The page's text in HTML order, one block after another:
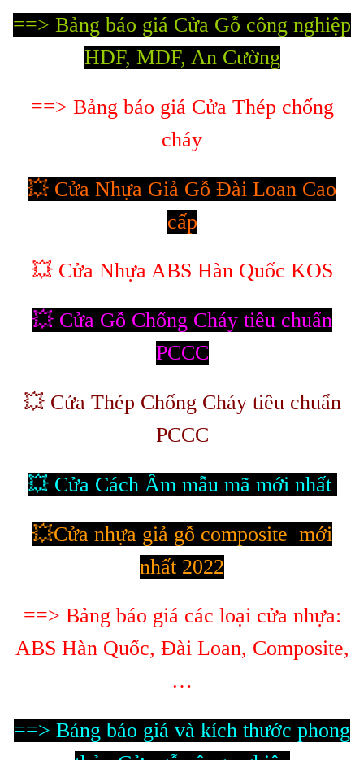
==> Bảng báo giá Cửa Gỗ công nghiệp
HDF, MDF, An Cường
==> Bảng báo giá Cửa Thép chống
cháy
💥 Cửa Nhựa Giả Gỗ Đài Loan Cao
cấp
💥 Cửa Nhựa ABS Hàn Quốc KOS
💥 Cửa Gỗ Chống Cháy tiêu chuẩn
PCCC
💥 Cửa Thép Chống Cháy tiêu chuẩn
PCCC
💥 Cửa Cách Âm mẫu mã mới nhất
💥Cửa nhựa giả gỗ composite mới
nhất 2022
==> Bảng báo giá các loại cửa nhựa:
ABS Hàn Quốc, Đài Loan, Composite,
…
==> Bảng báo giá và kích thước phong